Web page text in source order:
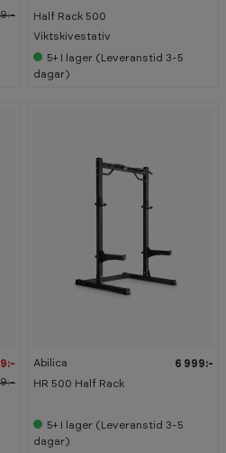
Half Rack 500
Viktskivestativ
5+ I lager (Leveranstid 3-5
dagar)
Abilica
HR 500 Half Rack
6 999:-
5+
I lager (Leveranstid 3-5
dagar)